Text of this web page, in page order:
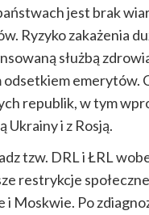
jest brak
Ryzyko zakażenia
służbą
odsetkiem emerytów.
republik, w tym
Ukrainy i z Rosją.
tzw. DRL i ŁRL
restrykcje
i Moskwie. Po